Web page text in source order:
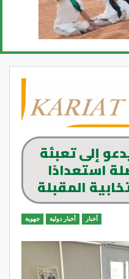
إلى تعبئة
استعدادًا
المقبلة
أخبار أخبار دولية جهوية